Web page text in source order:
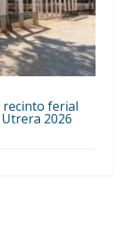
recinto ferial
2026